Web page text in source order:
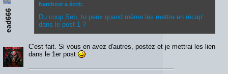
ead666
Narchost a écrit:
Du coup Seb, tu peux quand même les mettre en récap'
dans le post 1 ?
C'est fait. Si vous en avez d'autres, postez et je mettrai les lien
dans le 1er post